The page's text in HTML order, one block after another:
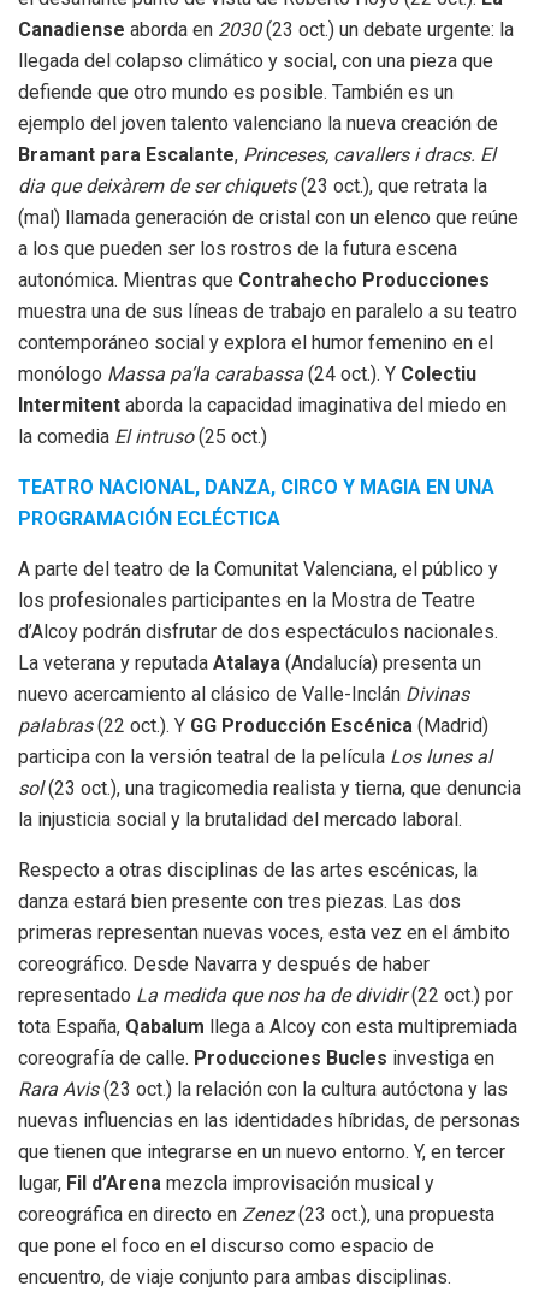
Canadiense aborda en 2030(23 oct.) un debate urgente: la
llegada del colapso climático y social, con una pieza que
defiende que otro mundo es posible. También es un
ejemplo del joven talento valenciano la nueva creación de
Bramant para Escalante, Princeses, cavallers i dracs. El
dia que deixàrem de ser chiquets(23 oct.), que retrata la
(mal) llamada generación de cristal con un elenco que reúne
a los que pueden ser los rostros de la futura escena
autonómica. Mientras que Contrahecho Producciones
muestra una de sus líneas de trabajo en paralelo a su teatro
contemporáneo social y explora el humor femenino en el
monólogo Massa pa’la carabassa (24 oct.). Y Colectiu
Intermitent aborda la capacidad imaginativa del miedo en
la comedia El intruso(25 oct.)
TEATRO NACIONAL, DANZA, CIRCO Y MAGIA EN UNA
PROGRAMACIÓN ECLÉCTICA
A parte del teatro de la Comunitat Valenciana, el público y
los profesionales participantes en la Mostra de Teatre
d’Alcoy podrán disfrutar de dos espectáculos nacionales.
La veterana y reputada Atalaya (Andalucía) presenta un
nuevo acercamiento al clásico de Valle-Inclán Divinas
palabras(22 oct.). Y GG Producción Escénica (Madrid)
participa con la versión teatral de la película Los lunes al
sol(23 oct.), una tragicomedia realista y tierna, que denuncia
la injusticia social y la brutalidad del mercado laboral.
Respecto a otras disciplinas de las artes escénicas, la
danza estará bien presente con tres piezas. Las dos
primeras representan nuevas voces, esta vez en el ámbito
coreográfico. Desde Navarra y después de haber
representado La medida que nos ha de dividir(22 oct.) por
tota España, Qabalum
llega a Alcoy con esta multipremiada
coreografía de calle. Producciones Bucles investiga en
Rara Avis(23 oct.) la relación con la cultura autóctona y las
nuevas influencias en las identidades híbridas, de personas
que tienen que integrarse en un nuevo entorno. Y, en tercer
lugar, Fil d’Arena mezcla improvisación musical y
coreográfica en directo en Zenez(23 oct.), una propuesta
que pone el foco en el discurso como espacio de
encuentro, de viaje conjunto para ambas disciplinas.